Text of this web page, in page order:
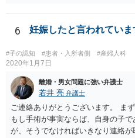
能力 8 引取りの希望 9 虐待の事実
に立った見方 11 衝動のコントロ
立、トラブル 16 親族との関係 17
居場所 19 地域の受入れ体制 20 地
取るプランは、児童相談所側から
に捉えられる可能性がありますので
た収入を有し、かつ、親族等の手
排除できることを示さないかぎり
れます。 児童相談所の担当者は、
れませんが、基本的には子どもの
6 妊娠したと言われていま
#子の認知 #患者・入所者側 #産婦人科
2020年1月7日
離婚・男女問題に強い弁護士
若井 亮 弁護士
ご連絡ありがとうございます。 ま
もし手術が事実ならば、自身の子
が、そうでなければいきなり連絡